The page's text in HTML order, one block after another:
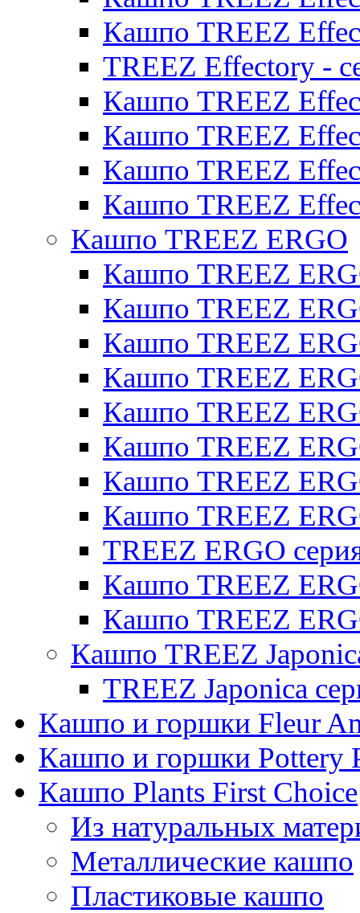
Кашпо TREEZ
TREEZ Effectory -
Кашпо TREEZ
Кашпо TREEZ
Кашпо TREEZ
Кашпо TREEZ
Кашпо TREEZ ERGO
Кашпо TREEZ
Кашпо TREEZ
Кашпо TREEZ
Кашпо TREEZ
Кашпо TREEZ
Кашпо TREEZ
Кашпо TREEZ
Кашпо TREEZ
TREEZ ERGO
Кашпо TREEZ
Кашпо TREEZ
Кашпо TREEZ
TREEZ Japonica
Кашпо и горшки Fleur
Кашпо и горшки Pottery
Кашпо Plants First Choice
Из натуральных
Металлические кашпо
Пластиковые кашпо